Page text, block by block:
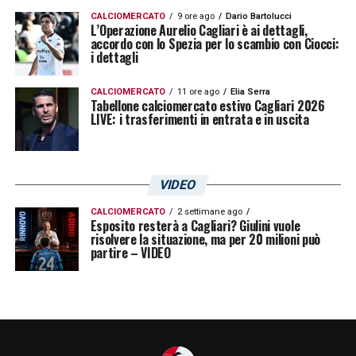
LA PLAYLIST DELLE NOSTRE TOP NEWS
CALCIOMERCATO 9 ore ago Dario Bartolucci
L’Operazione Aurelio Cagliari è ai dettagli,
accordo con lo Spezia per lo scambio con Ciocci:
i dettagli
CALCIOMERCATO 11 ore ago Elia Serra
Tabellone calciomercato estivo Cagliari 2026
LIVE: i trasferimenti in entrata e in uscita
VIDEO
CALCIOMERCATO 2 settimane ago
Esposito resterà a Cagliari? Giulini vuole
risolvere la situazione, ma per 20 milioni può
partire – VIDEO